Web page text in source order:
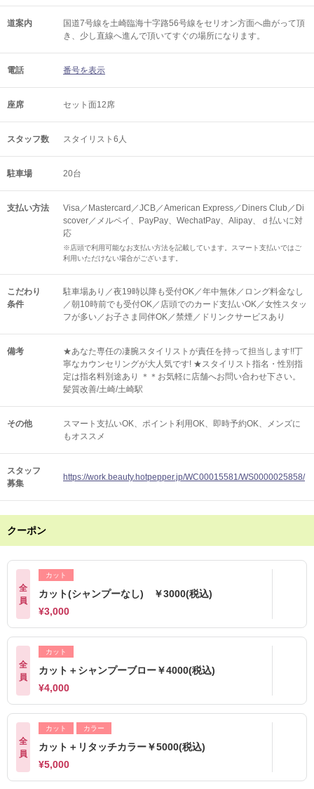
道案内
国道7号線を土崎臨海十字路56号線をセリオン方面へ曲がって頂
き、少し直線へ進んで頂いてすぐの場所になります。
電話 番号を表示
座席 セット面12席
スタッフ数 スタイリスト6人
駐車場 20台
支払い方法
Visa／Mastercard／JCB／American Express／Diners Club／Di
scover／メルペイ、PayPay、WechatPay、Alipay、ｄ払いに対
応
※店頭で利用可能なお支払い方法を記載しています。スマート支払いではご
利用いただけない場合がございます。
こだわり
条件
駐車場あり／夜19時以降も受付OK／年中無休／ロング料金なし
／朝10時前でも受付OK／店頭でのカード支払いOK／女性スタッ
フが多い／お子さま同伴OK／禁煙／ドリンクサービスあり
備考
★あなた専任の凄腕スタイリストが責任を持って担当します!!丁
寧なカウンセリングが大人気です! ★スタイリスト指名・性別指
定は指名料別途あり ＊＊お気軽に店舗へお問い合わせ下さい。
髪質改善/土崎/土崎駅
その他 スマート支払いOK ポイント利用OK 即時予約OK
メンズに
もオススメ
スタッフ
募集
https://work.beauty.hotpepper.jp/WC00015581/WS0000025858/
クーポン
全
員
カット
カット(シャンプーなし) ￥3000(税込)
¥3,000
全
員
カット
カット＋シャンプーブロー￥4000(税込)
¥4,000
全
員
カット カラー
カット＋リタッチカラー￥5000(税込)
¥5,000